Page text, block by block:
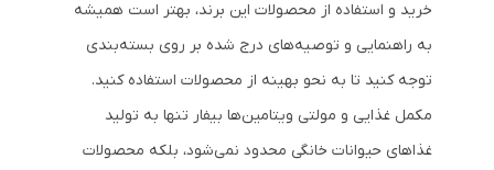
خرید و استفاده از محصولات این برند، بهتر است همیشه
به راهنمایی و توصیه‌های درج شده بر روی بسته‌بندی
توجه کنید تا به نحو بهینه از محصولات استفاده کنید.
مکمل غذایی و مولتی ویتامین‌ها بیفار تنها به تولید
غذاهای حیوانات خانگی محدود نمی‌شود، بلکه محصولات